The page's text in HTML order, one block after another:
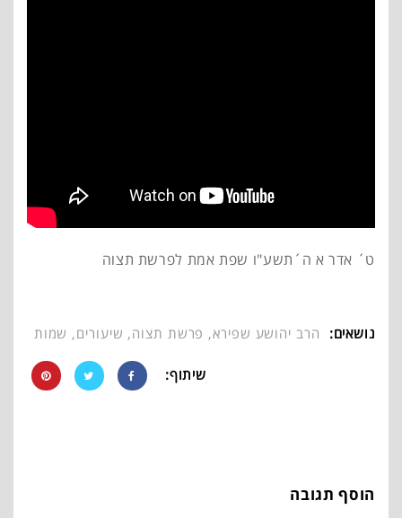
ט´ אדר א ה´תשע"ו שפת אמת לפרשת תצוה
נושאים: הרב יהושע שפירא, פרשת תצוה, שיעורים, שמות
שיתוף:
הוסף תגובה